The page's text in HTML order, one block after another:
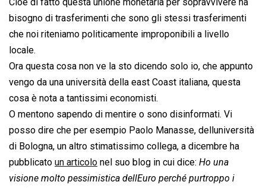
Cioè di fatto questa unione monetaria per sopravvivere ha
bisogno di trasferimenti che sono gli stessi trasferimenti
che noi riteniamo politicamente improponibili a livello
locale.
Ora questa cosa non ve la sto dicendo solo io, che appunto
vengo da una università della east Coast italiana, questa
cosa è nota a tantissimi economisti.
O mentono sapendo di mentire o sono disinformati. Vi
posso dire che per esempio Paolo Manasse, delluniversità
di Bologna, un altro stimatissimo collega, a dicembre ha
pubblicato un articolo nel suo blog in cui dice: Ho una
visione molto pessimistica dellEuro perché purtroppo i